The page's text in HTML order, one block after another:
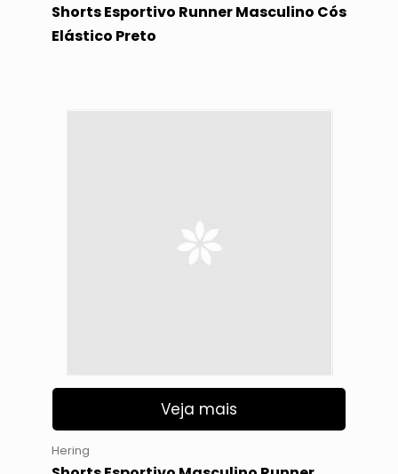
Shorts Esportivo Runner Masculino Cós
Elástico Preto
Veja mais
Hering